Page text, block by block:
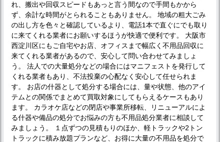
れ、搬出や回収スピードもあっと言う間なので手間もかから
ず、余計な時間がとられることもありません。 地域の粗大ごみ
の出し方を色々と確認しているより、電話1本で直ぐにでも取り
に来てくれる業者にお願いするほうが快適で便利です。 大阪市
西淀川区にもご自宅やお店、オフィスまで幅広く不用品回収に
来てくれる業者があるので、安心して問い合わせてみましょ
う。 法人での大量処分などの場合にはマニフェストを発行して
くれる業者もあり、不法投棄の心配なく安心して任せられま
す。 お店の什器として処分する場合には、量や状態、他のアイ
テムとの関係でまとめて買取対象にしてもらえるケースもあり
ます。 カラオケ店などの閉店や事業所移転、リニューアルによ
る什器や備品の処分でお悩みの方も不用品処分業者に相談して
みましょう。 １点ずつの見積もりのほか、軽トラックや2トン
トラックに積み放題プランなど、お得に大量の不用品を処分で